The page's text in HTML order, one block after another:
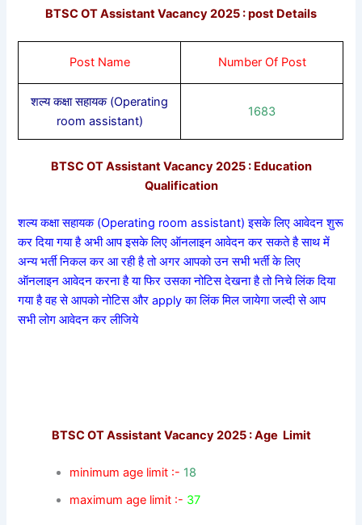
BTSC OT Assistant Vacancy 2025 : post Details
Post Name Number Of Post
शल्य कक्षा सहायक (Operating
room assistant)
1683
BTSC OT Assistant Vacancy 2025 : Education
Qualification
शल्य कक्षा सहायक (Operating room assistant)इसके लिए आवेदन शुरू
कर दिया गया है अभी आप इसके लिए ऑनलाइन आवेदन कर सकते है साथ में
अन्य भर्ती निकल कर आ रही है तो अगर आपको उन सभी भर्ती के लिए
ऑनलाइन आवेदन करना है या फिर उसका नोटिस देखना है तो निचे लिंक दिया
गया है वह से आपको नोटिस और apply का लिंक मिल जायेगा जल्दी से आप
सभी लोग आवेदन कर लीजिये
BTSC OT Assistant Vacancy 2025 : Age Limit
minimum age limit :- 18
maximum age limit :- 37